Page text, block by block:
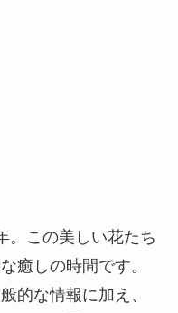
。この美しい花たち
癒しの時間です。
的な情報に加え、